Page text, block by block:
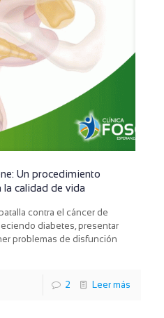
Un procedimiento
calidad de vida
contra el cáncer de
diabetes, presentar
problemas de disfunción
2 Leer más